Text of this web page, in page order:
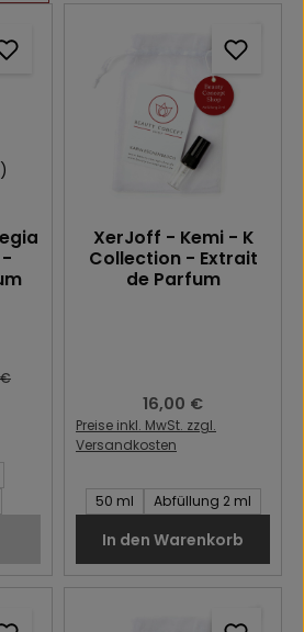
Bewertung von 5 von 5 Sternen
-
Preis:
XerJoff - Kemi - K
Collection - Extrait
de Parfum
Regulärer Preis:
16,00 €
Preise inkl. MwSt. zzgl.
Versandkosten
Inhalt des Artikel:
50 ml Abfüllung 2 ml
In den Warenkorb